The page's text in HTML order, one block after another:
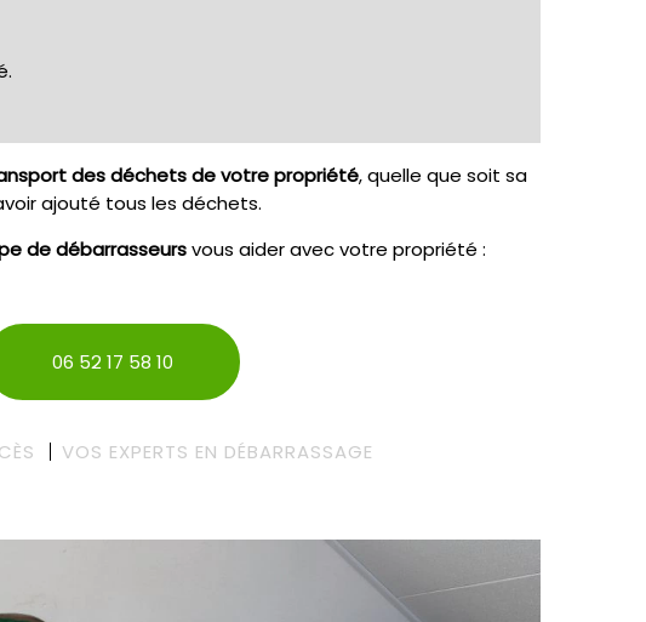
des déchets de votre propriété, quelle que soit sa
ajouté tous les déchets.
de débarrasseursvous aider avec votre propriété :
06 52 17 58 10
VOS EXPERTS EN DÉBARRASSAGE